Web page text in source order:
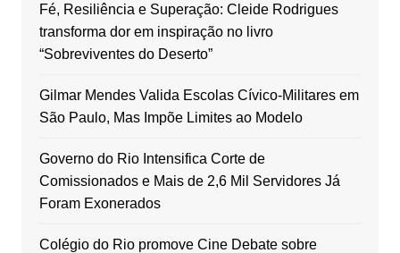
Fé, Resiliência e Superação: Cleide Rodrigues
transforma dor em inspiração no livro
“Sobreviventes do Deserto”
Gilmar Mendes Valida Escolas Cívico-Militares em
São Paulo, Mas Impõe Limites ao Modelo
Governo do Rio Intensifica Corte de
Comissionados e Mais de 2,6 Mil Servidores Já
Foram Exonerados
Colégio do Rio promove Cine Debate sobre